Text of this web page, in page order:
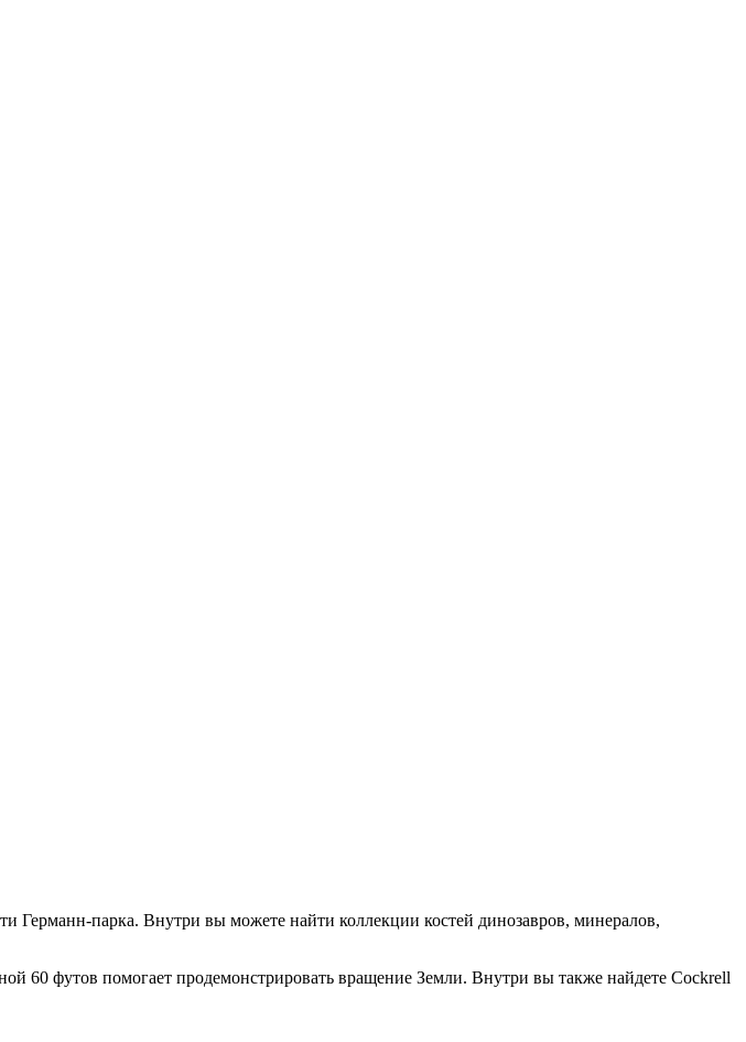
Германн-парка. Внутри вы можете найти коллекции костей динозавров, минералов,
60 футов помогает продемонстрировать вращение Земли. Внутри вы также найдете Cockrell